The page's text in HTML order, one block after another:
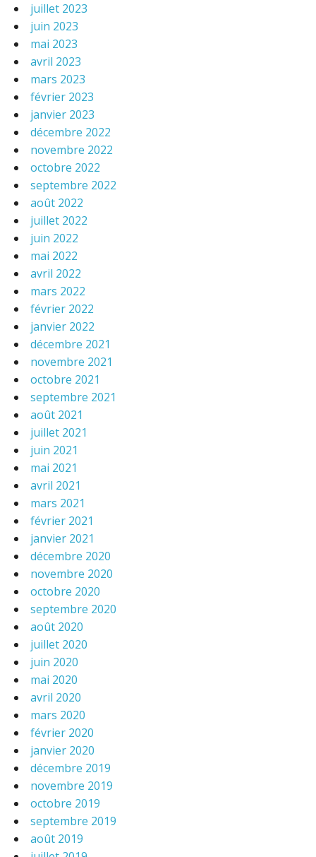
juillet 2023
juin 2023
mai 2023
avril 2023
mars 2023
février 2023
janvier 2023
décembre 2022
novembre 2022
octobre 2022
septembre 2022
août 2022
juillet 2022
juin 2022
mai 2022
avril 2022
mars 2022
février 2022
janvier 2022
décembre 2021
novembre 2021
octobre 2021
septembre 2021
août 2021
juillet 2021
juin 2021
mai 2021
avril 2021
mars 2021
février 2021
janvier 2021
décembre 2020
novembre 2020
octobre 2020
septembre 2020
août 2020
juillet 2020
juin 2020
mai 2020
avril 2020
mars 2020
février 2020
janvier 2020
décembre 2019
novembre 2019
octobre 2019
septembre 2019
août 2019